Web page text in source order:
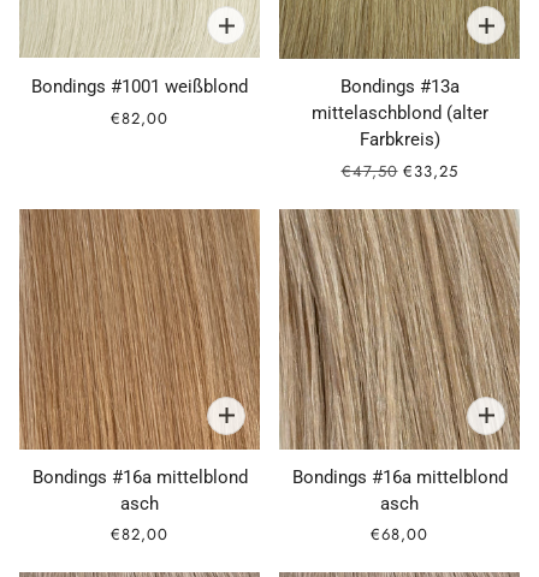
Bondings #1001 weißblond
€82,00
Bondings #13a
mittelaschblond (alter
Farbkreis)
€47,50 €33,25
Bondings #16a mittelblond
asch
€82,00
Bondings #16a mittelblond
asch
€68,00